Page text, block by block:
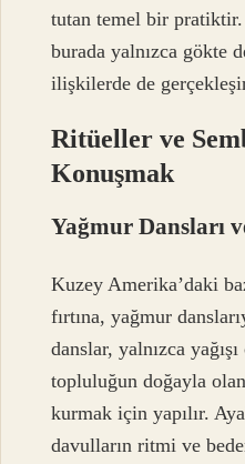
tutan temel bir
burada yalnızca gökte
ilişkilerde de
Ritüeller ve
Konuşmak
Yağmur Dansları
Kuzey Amerika’daki
fırtına, yağmur
danslar, yalnızca
topluluğun doğayla
kurmak için yapılır.
davulların ritmi ve